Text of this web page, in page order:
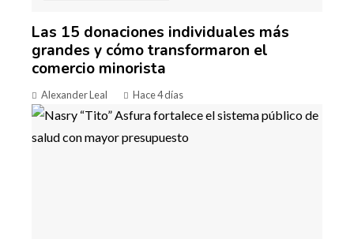
Las 15 donaciones individuales más
grandes y cómo transformaron el
comercio minorista
Alexander Leal Hace 4 días